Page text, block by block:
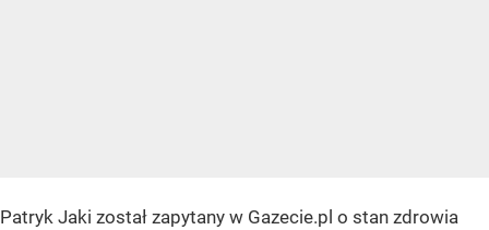
Patryk Jaki został zapytany w Gazecie.pl o stan zdrowia